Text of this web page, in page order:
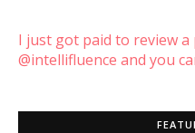
I just got paid to review a
@intellifluence and you